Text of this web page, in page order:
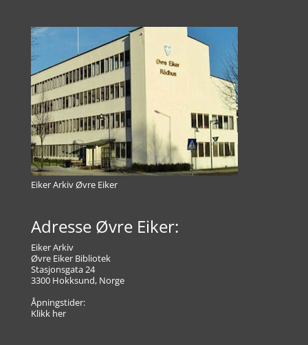
Eiker Arkiv Øvre Eiker
Adresse Øvre Eiker:
Eiker Arkiv
Øvre Eiker Bibliotek
Stasjonsgata 24
3300 Hokksund, Norge
Åpningstider:
Klikk her